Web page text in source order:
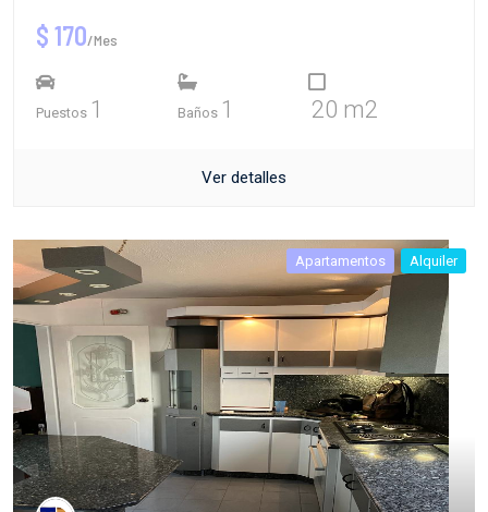
$ 170/Mes
Puestos 1 Baños 1 20 m2
Ver detalles
Apartamentos Alquiler